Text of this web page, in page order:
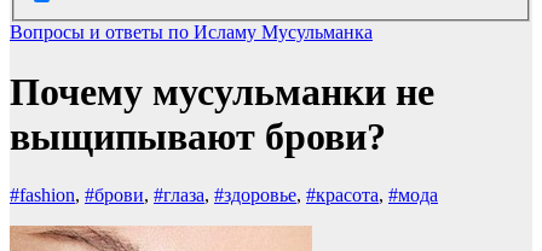
Вопросы и ответы по Исламу Мусульманка
Почему мусульманки не
выщипывают брови?
#fashion, #брови, #глаза, #здоровье, #красота, #мода